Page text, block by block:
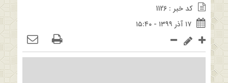
کد خبر : 1126
۱۷ آذر ۱۳۹۹ - ۱۵:۴۰